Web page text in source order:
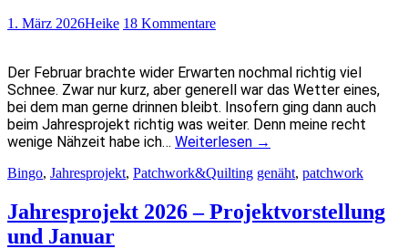
1. März 2026Heike 18 Kommentare
Der Februar brachte wider Erwarten nochmal richtig viel
Schnee. Zwar nur kurz, aber generell war das Wetter eines,
bei dem man gerne drinnen bleibt. Insofern ging dann auch
beim Jahresprojekt richtig was weiter. Denn meine recht
wenige Nähzeit habe ich… Weiterlesen →
Bingo, Jahresprojekt, Patchwork&Quilting genäht, patchwork
Jahresprojekt 2026 – Projektvorstellung
und Januar